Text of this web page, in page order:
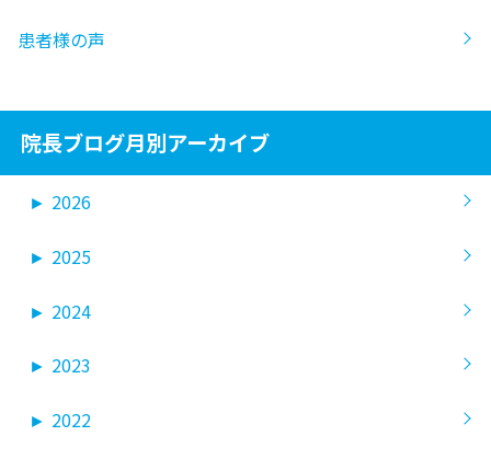
患者様の声
院長ブログ月別アーカイブ
► 2026
► 2025
► 2024
► 2023
► 2022